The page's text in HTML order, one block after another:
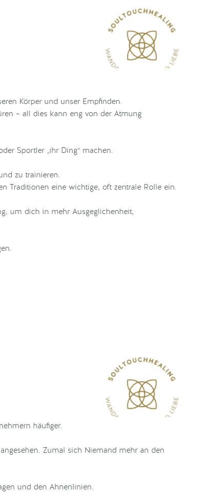
Körper und unser Empfinden.
– all dies kann eng von der Atmung
Sportler „ihr Ding“ machen.
zu trainieren.
Traditionen eine wichtige, oft zentrale Rolle ein.
um dich in mehr Ausgeglichenheit,
häufiger.
Zumal sich Niemand mehr an den
und den Ahnenlinien.